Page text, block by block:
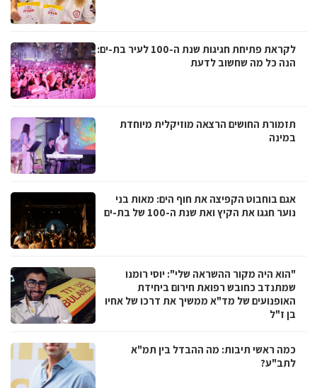
לקראת פתיחת חגיגות שנת ה-100 לעיר בת-ים:
הנה כל מה שחשוב לדעת
תזמורת החושים הרצאה מוזיקלית מיוחדת
במינה
אגם בוחבוט הקפיצה את חוף הים: מאות בני
נוער חגגו את הקיץ ואת שנת ה-100 של בת-ים
"הוא היה מקור ההשראה שלי": יוסי רומנו
שמתנדב כחובש רפואת חירום ביחידת
האופנועים של מד"א ממשיך את דרכו של אחיו
בן ז"ל
כמה ראשי תיבות: מה ההבדל בין תמ"א
לתב"ע?